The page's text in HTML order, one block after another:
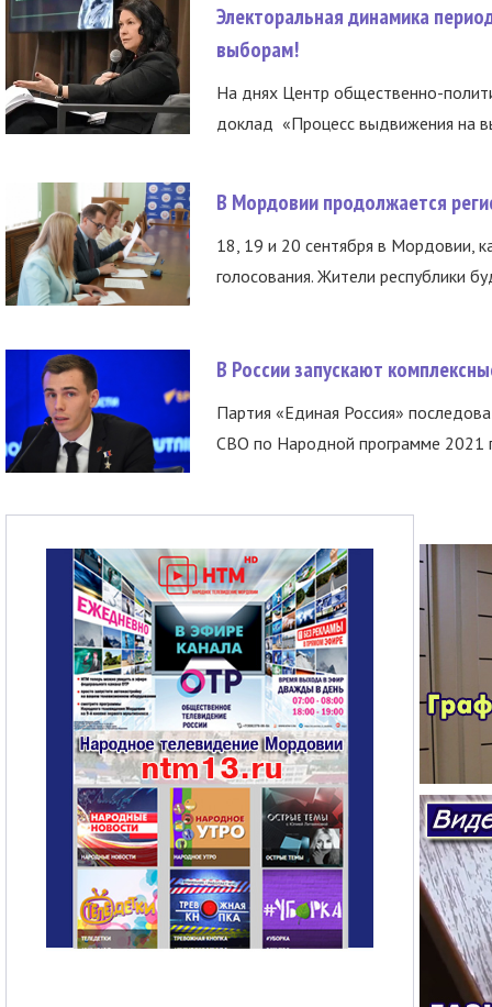
Электоральная динамика
выборам!
На днях Центр общественно-
доклад «Процесс выдвижения на
В Мордовии продолжается
18, 19 и 20 сентября в Мордовии,
голосования. Жители республики
В России запускают
Партия «Единая Россия»
СВО по Народной программе 2021